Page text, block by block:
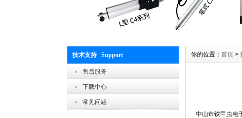
技术支持 Support
售后服务
下载中心
常见问题
你的位置： 首页 >
中山市铁甲虫电